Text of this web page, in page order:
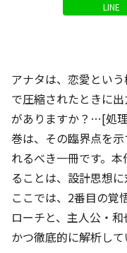
LINE
アナタは、恋愛とい
で圧縮されたときに
がありますか？…[処
巻は、その臨界点を
れるべき一冊です。
ることは、設計思想
ここでは、2番目の覚
ローチと、主人公・
かつ徹底的に解析して